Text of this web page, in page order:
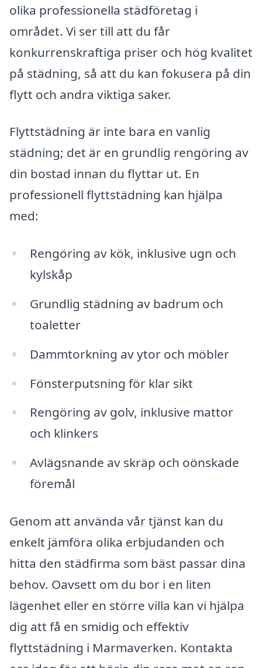
olika professionella städföretag i
området. Vi ser till att du får
konkurrenskraftiga priser och hög kvalitet
på städning, så att du kan fokusera på din
flytt och andra viktiga saker.
Flyttstädning är inte bara en vanlig
städning; det är en grundlig rengöring av
din bostad innan du flyttar ut. En
professionell flyttstädning kan hjälpa
med:
Rengöring av kök, inklusive ugn och
kylskåp
Grundlig städning av badrum och
toaletter
Dammtorkning av ytor och möbler
Fönsterputsning för klar sikt
Rengöring av golv, inklusive mattor
och klinkers
Avlägsnande av skräp och oönskade
föremål
Genom att använda vår tjänst kan du
enkelt jämföra olika erbjudanden och
hitta den städfirma som bäst passar dina
behov. Oavsett om du bor i en liten
lägenhet eller en större villa kan vi hjälpa
dig att få en smidig och effektiv
flyttstädning i Marmaverken. Kontakta